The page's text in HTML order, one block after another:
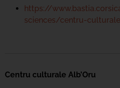
https://
sciences/centru-
Centru culturale Alb’Oru